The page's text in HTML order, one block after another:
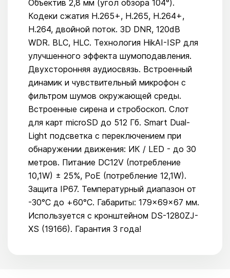
Объектив 2,8 мм (угол обзора 104°).
Кодеки сжатия H.265+, H.265, H.264+,
H.264, двойной поток. 3D DNR, 120dB
WDR. BLC, HLC. Технология HikAI-ISP для
улучшенного эффекта шумоподавления.
Двухсторонняя аудиосвязь. Встроенный
динамик и чувствительный микрофон с
фильтром шумов окружающей среды.
Встроенные сирена и стробоскоп. Слот
для карт microSD до 512 Гб. Smart Dual-
Light подсветка с переключением при
обнаружении движения: ИК / LED - до 30
метров. Питание DC12V (потребление
10,1W) ± 25%, PoE (потребление 12,1W).
Защита IP67. Температурный диапазон от
-30°С до +60°С. Габариты: 179×69×67 мм.
Используется с кронштейном DS-1280ZJ-
XS (19166). Гарантия 3 года!